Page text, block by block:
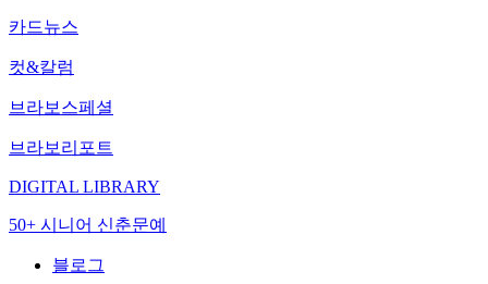
카드뉴스
컷&칼럼
브라보스페셜
브라보리포트
DIGITAL LIBRARY
50+ 시니어 신춘문예
블로그